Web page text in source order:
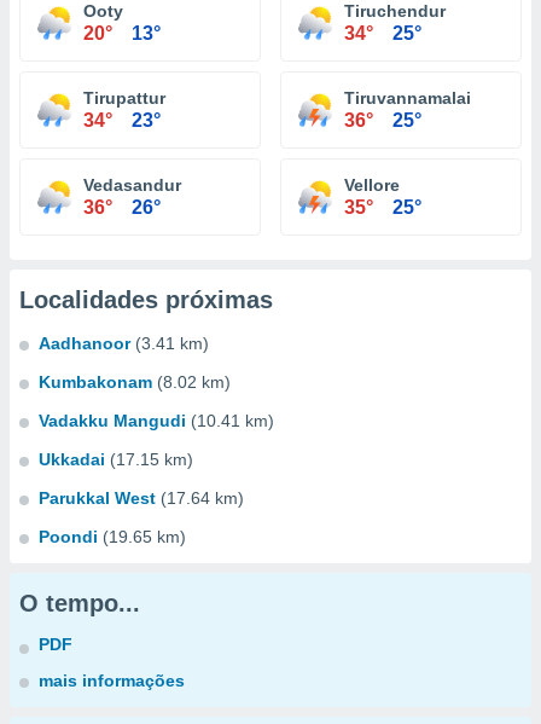
Ooty
20° 13°
Tiruchendur
34° 25°
Tirupattur
34° 23°
Tiruvannamalai
36° 25°
Vedasandur
36° 26°
Vellore
35° 25°
Localidades próximas
Aadhanoor (3.41 km)
Kumbakonam (8.02 km)
Vadakku Mangudi (10.41 km)
Ukkadai (17.15 km)
Parukkal West (17.64 km)
Poondi (19.65 km)
O tempo...
PDF
mais informações